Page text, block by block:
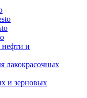
нефти и
лакокрасочных
и зерновых